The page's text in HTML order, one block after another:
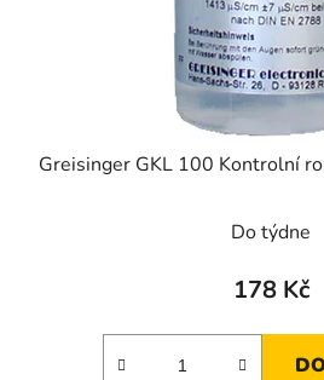
Greisinger GKL 100 Kontrolní
Do týdne
178 Kč